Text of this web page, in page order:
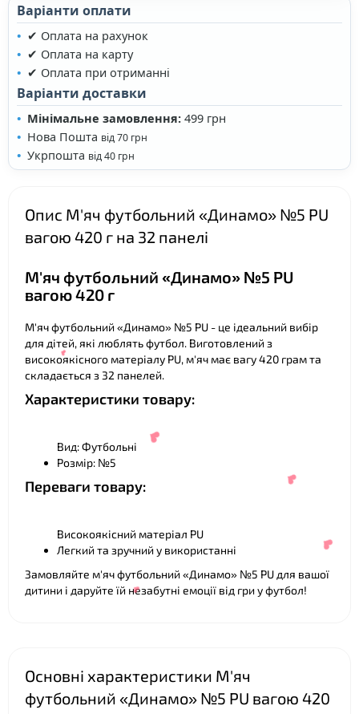
Варіанти оплати
✔ Оплата на рахунок
✔ Оплата на карту
✔ Оплата при отриманні
Варіанти доставки
Мінімальне замовлення: 499 грн
Нова Пошта від 70 грн
Укрпошта від 40 грн
Опис М'яч футбольний «Динамо» №5 PU
вагою 420 г на 32 панелі
М'яч футбольний «Динамо» №5 PU
вагою 420 г
М'яч футбольний «Динамо» №5 PU - це ідеальний вибір
для дітей, які люблять футбол. Виготовлений з
високоякісного матеріалу PU, м'яч має вагу 420 грам та
складається з 32 панелей.
Характеристики товару:
Вид: Футбольні
Розмір: №5
Переваги товару:
Високоякісний матеріал PU
Легкий та зручний у використанні
Замовляйте м'яч футбольний «Динамо» №5 PU для вашої
дитини і даруйте їй незабутні емоції від гри у футбол!
Основні характеристики М'яч
футбольний «Динамо» №5 PU вагою 420
❤
❤
❤